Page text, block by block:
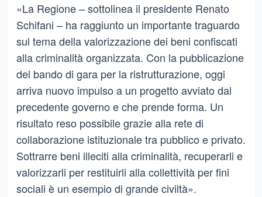
«La Regione – sottolinea il presidente Renato
Schifani – ha raggiunto un importante traguardo
sul tema della valorizzazione dei beni confiscati
alla criminalità organizzata. Con la pubblicazione
del bando di gara per la ristrutturazione, oggi
arriva nuovo impulso a un progetto avviato dal
precedente governo e che prende forma. Un
risultato reso possibile grazie alla rete di
collaborazione istituzionale tra pubblico e privato.
Sottrarre beni illeciti alla criminalità, recuperarli e
valorizzarli per restituirli alla collettività per fini
sociali è un esempio di grande civiltà».